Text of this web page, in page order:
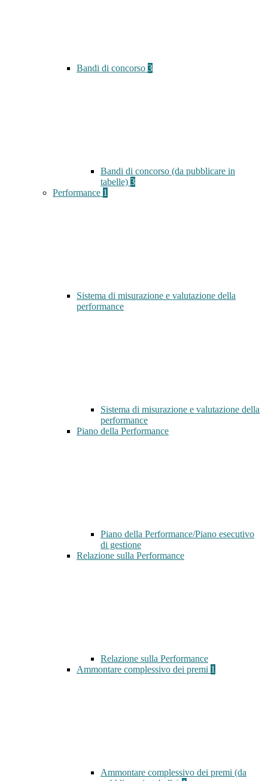
Bandi di concorso 3
Bandi di concorso (da pubblicare in
tabelle) 3
Performance 1
Sistema di misurazione e valutazione della
performance
Sistema di misurazione e valutazione della
performance
Piano della Performance
Piano della Performance/Piano esecutivo
di gestione
Relazione sulla Performance
Relazione sulla Performance
Ammontare complessivo dei premi 1
Ammontare complessivo dei premi (da